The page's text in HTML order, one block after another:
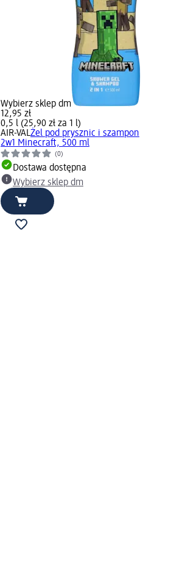
Wybierz sklep dm
12,95 zł
0,5 l (25,90 zł za 1 l)
AIR-VALŻel pod prysznic i szampon
2w1 Minecraft, 500 ml
(0)
Dostawa dostępna
Wybierz sklep dm